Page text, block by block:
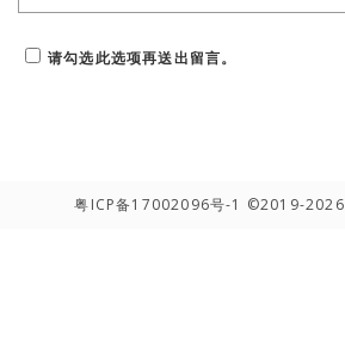
请勾选此选项再送出留言。
粤ICP备17002096号-1 ©2019-2026